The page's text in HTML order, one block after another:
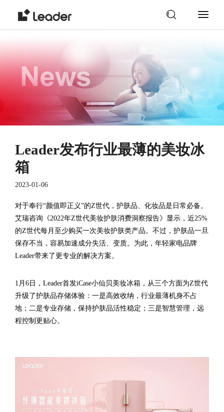
Leader发布行业最薄的美妆冰
箱
2023-01-06
对于奉行“颜值即正义”的Z世代，护肤品、化妆品是日常必备。
艾瑞咨询《2022年Z世代美妆护肤消费洞察报告》显示，近25%
的Z世代每月至少购买一次美妆护肤类产品。不过，护肤品一旦
保存不当，容易加速成分失活、变质。为此，年轻家电品牌
Leader带来了更专业的解决方案。
1月6日，Leader首发iCase小仙贝美妆冰箱，从三个方面为Z世代
升级了护肤品存储体验：一是高效收纳，行业最薄机身不占
地；二是专业存储，保持护肤品活性稳定；三是智慧管理，远
程控制更贴心。